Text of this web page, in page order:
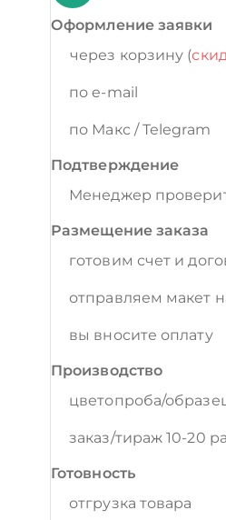
Оформление заявки
через корзину (
по e-mail
по Макс / Telegram
Подтверждение
Менеджер
Размещение заказа
готовим счет и
отправляем макет
вы вносите оплату
Производство
цветопроба/
заказ/тираж 10-20
Готовность
отгрузка товара